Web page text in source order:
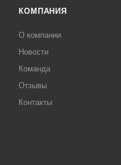
КОМПАНИЯ
О компании
Новости
Команда
Отзывы
Контакты